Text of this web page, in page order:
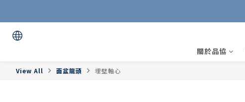
關於品協
View All 面盆龍頭 埋壁軸心